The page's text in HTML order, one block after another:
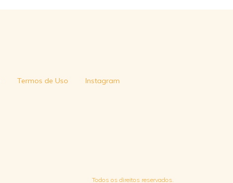
Termos de Uso Instagram
Todos os direitos reservados.